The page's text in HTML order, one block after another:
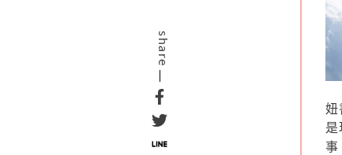
share
妞
事